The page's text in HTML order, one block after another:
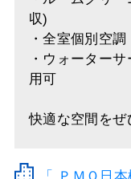
収)
・全室個別空調
・ウォーター
用可
快適な空間をぜ
「 ＰＭＯ日